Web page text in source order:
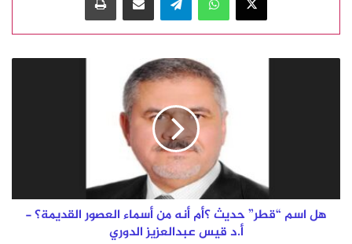
هل
أسماء
العصور
هل اسم “قطر” حديث ؟أم أنه من أسماء العصور القديمة؟ -
أ.د قيس عبدالعزيز الدوري